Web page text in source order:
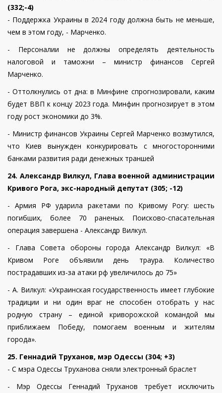
(332;-4)
- Поддержка Украины в 2024 году должна быть не меньше,
чем в этом году, - Марченко.
- Персоналии не должны определять деятельность
налоговой и таможни – министр финансов Сергей
Марченко.
- Оттолкнулись от дна: в Минфине спрогнозировали, каким
будет ВВП к концу 2023 года. Минфин прогнозирует в этом
году рост экономики до 3%.
- Министр финансов Украины Сергей Марченко возмутился,
что Киев вынужден конкурировать с многосторонними
банками развития ради денежных траншей
24. Александр Вилкул, Глава военной администрации
Кривого Рога, экс-народный депутат (305; -12)
- Армия РФ ударила ракетами по Кривому Рогу: шесть
погибших, более 70 раненых. Поисково-спасательная
операция завершена - Александр Вилкул.
- Глава Совета обороны города Александр Вилкул: «В
Кривом Роге объявили день траура. Количество
пострадавших из-за атаки рф увеличилось до 75»
- А. Вилкул: «Украинская государственность имеет глубокие
традиции и ни один враг не способен отобрать у нас
родную страну – единой криворожской командой мы
приближаем Победу, помогаем военным и жителям
города».
25. Геннадий Труханов, мэр Одессы (304; +3)
- С мэра Одессы Труханова сняли электронный браслет
- Мэр Одессы Геннадий Труханов требует исключить